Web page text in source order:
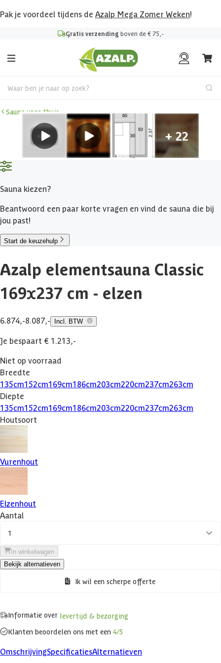
Pak je voordeel tijdens de Azalp Mega Zomer Weken!
Gratis verzending boven de € 75,-
Waar ben je naar op zoek?
Sauna voor thuis
Sauna kiezen?
Beantwoord een paar korte vragen en vind de sauna die bij
jou past!
Start de keuzehulp
Azalp elementsauna Classic
169x237 cm - elzen
6.874,-8.087,- Incl. BTW
Je bespaart € 1.213,-
Niet op voorraad
Breedte
135cm152cm169cm186cm203cm220cm237cm263cm
Diepte
135cm152cm169cm186cm203cm220cm237cm263cm
Houtsoort
Vurenhout
Elzenhout
Aantal
1
In winkelwagen
Bekijk alternatieven
Ik wil een scherpe offerte
Informatie over levertijd & bezorging
Klanten beoordelen ons met een 4/5
OmschrijvingSpecificatiesAlternatieven